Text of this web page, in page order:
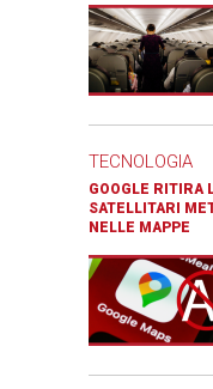
TECNOLOGIA
GOOGLE RITIRA
SATELLITARI
NELLE MAPPE